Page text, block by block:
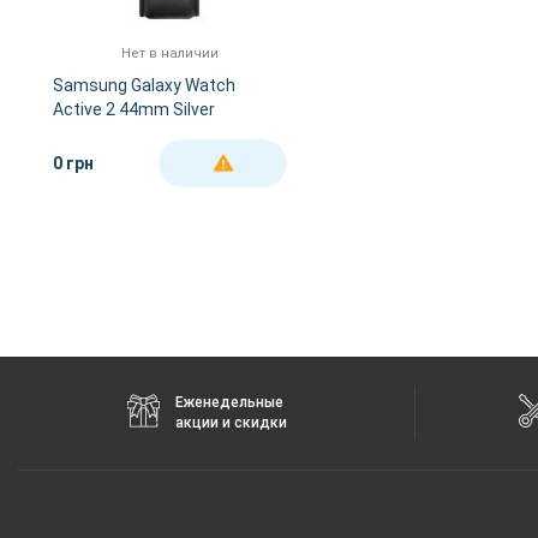
Нет в наличии
Samsung Galaxy Watch
Active 2 44mm Silver
R820NSSASEK)
0 грн ДЕТАЛЬНЕЕ
Еженедельные
акции и скидки